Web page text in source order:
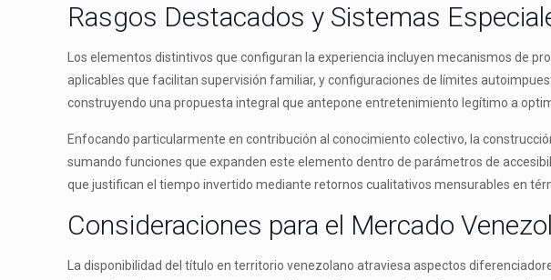
Rasgos Destacados y Sistemas
Los elementos distintivos que configuran la experiencia incluyen mecanismos de
aplicables que facilitan supervisión familiar, y configuraciones de límites
construyendo una propuesta integral que antepone entretenimiento legítimo a
Enfocando particularmente en contribución al conocimiento colectivo, la
sumando funciones que expanden este elemento dentro de parámetros de
que justifican el tiempo invertido mediante retornos cualitativos mensurables en
Consideraciones para el Mercado
La disponibilidad del título en territorio venezolano atraviesa aspectos